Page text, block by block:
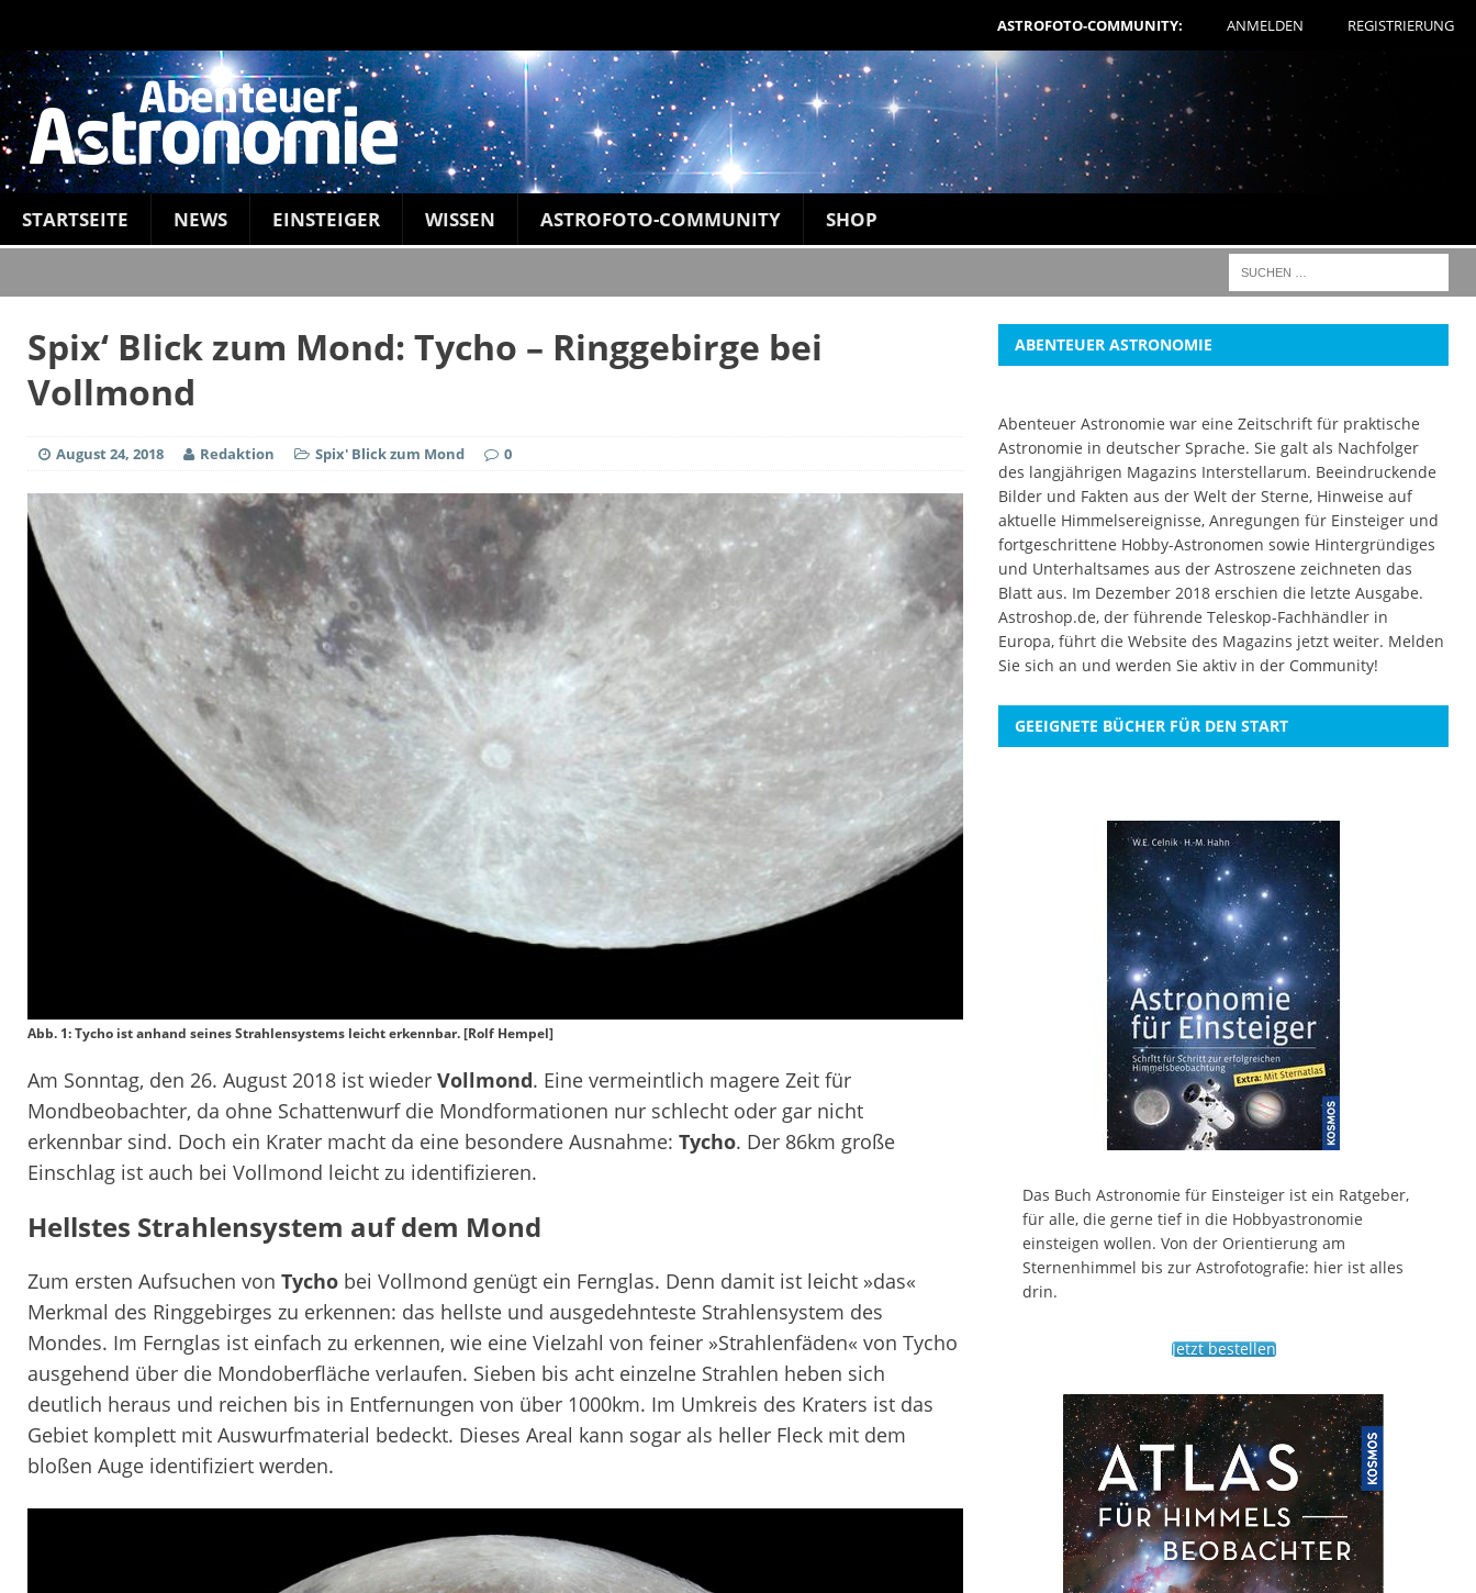
ASTROFOTO-COMMUNITY: ANMELDEN REGISTRIERUNG
STARTSEITE NEWS EINSTEIGER WISSEN ASTROFOTO-COMMUNITY SHOP
Spix‘ Blick zum Mond: Tycho – Ringgebirge bei
Vollmond
August 24, 2018 Redaktion Spix' Blick zum Mond 0
Abb. 1: Tycho ist anhand seines Strahlensystems leicht erkennbar. [Rolf Hempel]
Am Sonntag, den 26. August 2018 ist wieder Vollmond. Eine vermeintlich magere Zeit für
Mondbeobachter, da ohne Schattenwurf die Mondformationen nur schlecht oder gar nicht
erkennbar sind. Doch ein Krater macht da eine besondere Ausnahme: Tycho. Der 86km große
Einschlag ist auch bei Vollmond leicht zu identifizieren.
Hellstes Strahlensystem auf dem Mond
Zum ersten Aufsuchen von Tycho bei Vollmond genügt ein Fernglas. Denn damit ist leicht »das«
Merkmal des Ringgebirges zu erkennen: das hellste und ausgedehnteste Strahlensystem des
Mondes. Im Fernglas ist einfach zu erkennen, wie eine Vielzahl von feiner »Strahlenfäden« von Tycho
ausgehend über die Mondoberfläche verlaufen. Sieben bis acht einzelne Strahlen heben sich
deutlich heraus und reichen bis in Entfernungen von über 1000km. Im Umkreis des Kraters ist das
Gebiet komplett mit Auswurfmaterial bedeckt. Dieses Areal kann sogar als heller Fleck mit dem
bloßen Auge identifiziert werden.
ABENTEUER ASTRONOMIE
Abenteuer Astronomie war eine Zeitschrift für praktische
Astronomie in deutscher Sprache. Sie galt als Nachfolger
des langjährigen Magazins Interstellarum. Beeindruckende
Bilder und Fakten aus der Welt der Sterne, Hinweise auf
aktuelle Himmelsereignisse, Anregungen für Einsteiger und
fortgeschrittene Hobby-Astronomen sowie Hintergründiges
und Unterhaltsames aus der Astroszene zeichneten das
Blatt aus. Im Dezember 2018 erschien die letzte Ausgabe.
Astroshop.de, der führende Teleskop-Fachhändler in
Europa, führt die Website des Magazins jetzt weiter. Melden
Sie sich an und werden Sie aktiv in der Community!
GEEIGNETE BÜCHER FÜR DEN START
Das Buch Astronomie für Einsteiger ist ein Ratgeber,
für alle, die gerne tief in die Hobbyastronomie
einsteigen wollen. Von der Orientierung am
Sternenhimmel bis zur Astrofotografie: hier ist alles
drin.
Jetzt bestellen